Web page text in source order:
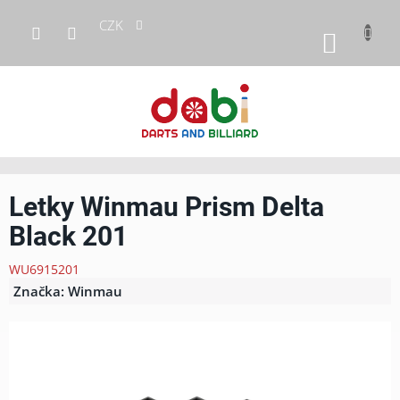
obsah
CZK
KOŠÍK
Letky Winmau Prism Delta
Black 201
WU6915201
Značka: Winmau